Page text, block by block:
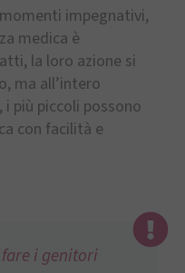
impegnativi,
medica è
la loro azione si
ma all’intero
più piccoli possono
con facilità e
fare i genitori